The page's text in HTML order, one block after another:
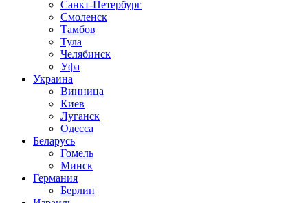
Санкт-Петербург
Смоленск
Тамбов
Тула
Челябинск
Уфа
Украина
Винница
Киев
Луганск
Одесса
Беларусь
Гомель
Минск
Германия
Берлин